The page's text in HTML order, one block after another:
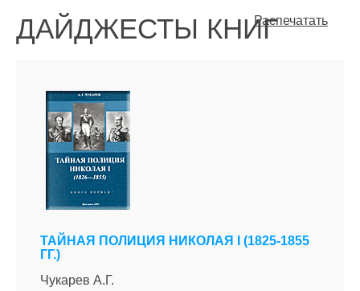
Распечатать
ДАЙДЖЕСТЫ КНИГ
ТАЙНАЯ ПОЛИЦИЯ НИКОЛАЯ I (1825-1855
ГГ.)
Чукарев А.Г.